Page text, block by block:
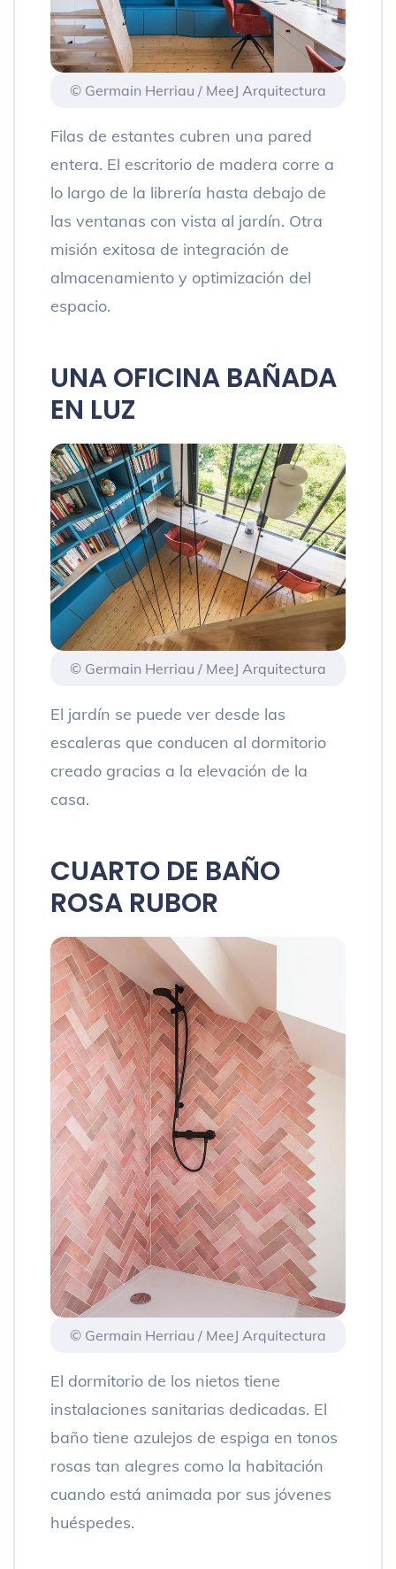
© Germain Herriau / MeeJ Arquitectura
Filas de estantes cubren una pared
entera. El escritorio de madera corre a
lo largo de la librería hasta debajo de
las ventanas con vista al jardín. Otra
misión exitosa de integración de
almacenamiento y optimización del
espacio.
UNA OFICINA BAÑADA
EN LUZ
© Germain Herriau / MeeJ Arquitectura
El jardín se puede ver desde las
escaleras que conducen al dormitorio
creado gracias a la elevación de la
casa.
CUARTO DE BAÑO
ROSA RUBOR
© Germain Herriau / MeeJ Arquitectura
El dormitorio de los nietos tiene
instalaciones sanitarias dedicadas. El
baño tiene azulejos de espiga en tonos
rosas tan alegres como la habitación
cuando está animada por sus jóvenes
huéspedes.